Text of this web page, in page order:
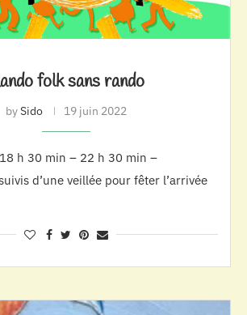
folk sans rando
bySido 19 juin 2022
h 30 min – 22 h 30 min –
d’une veillée pour fêter l’arrivée